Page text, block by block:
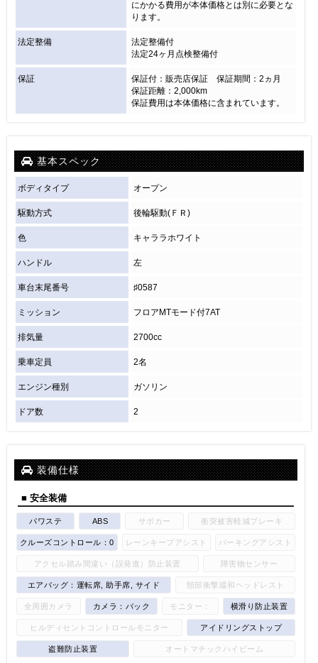
にかかる費用が本体価格とは別に必要とな
ります。
法定整備
法定整備付
法定24ヶ月点検整備付
保証
保証付：販売店保証 保証期間：2ヵ月
保証距離：2,000km
保証費用は本体価格に含まれています。
基本スペック
ボディタイプ オープン
駆動方式 後輪駆動(ＦＲ)
色 キャララホワイト
ハンドル 左
車台末尾番号 ♯0587
ミッション フロアMTモード付7AT
排気量 2700cc
乗車定員 2名
エンジン種別 ガソリン
ドア数 2
装備仕様
■ 安全装備
パワステ ABS サポカー 衝突被害軽減ブレーキ
クルーズコントロール：0 レーンキープアシスト パーキングアシスト
アクセル踏み間違い（誤発進）防止装置 障害物センサー
エアバッグ：運転席, 助手席, サイド 頸部衝撃緩和ヘッドレスト
全周囲カメラ カメラ：バック モニター： 横滑り防止装置
ヒルディセントコントロールモニター アイドリングストップ
盗難防止装置 オートマチックハイビーム